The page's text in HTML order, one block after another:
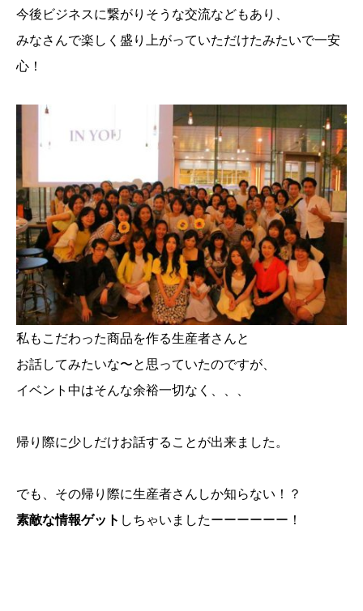
今後ビジネスに繋がりそうな交流などもあり、
みなさんで楽しく盛り上がっていただけたみたいで一安
心！
私もこだわった商品を作る生産者さんと
お話してみたいな〜と思っていたのですが、
イベント中はそんな余裕一切なく、、、
帰り際に少しだけお話することが出来ました。
でも、その帰り際に生産者さんしか知らない！？
素敵な情報ゲット しちゃいましたーーーーーー！